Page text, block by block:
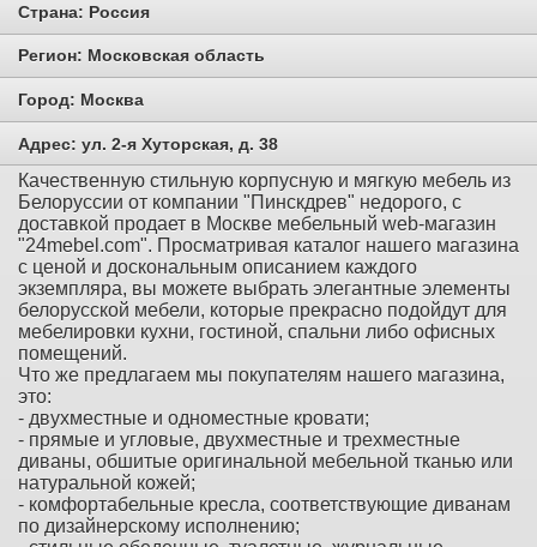
Страна: Россия
Регион: Московская область
Город: Москва
Адрес: ул. 2-я Хуторская, д. 38
Качественную стильную корпусную и мягкую мебель из
Белоруссии от компании "Пинскдрев" недорого, с
доставкой продает в Москве мебельный web-магазин
"24mebel.com". Просматривая каталог нашего магазина
с ценой и доскональным описанием каждого
экземпляра, вы можете выбрать элегантные элементы
белорусской мебели, которые прекрасно подойдут для
мебелировки кухни, гостиной, спальни либо офисных
помещений.
Что же предлагаем мы покупателям нашего магазина,
это:
- двухместные и одноместные кровати;
- прямые и угловые, двухместные и трехместные
диваны, обшитые оригинальной мебельной тканью или
натуральной кожей;
- комфортабельные кресла, соответствующие диванам
по дизайнерскому исполнению;